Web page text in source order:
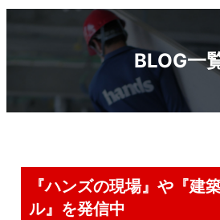
BLOG一
『ハンズの現場』や『建
ル』を発信中